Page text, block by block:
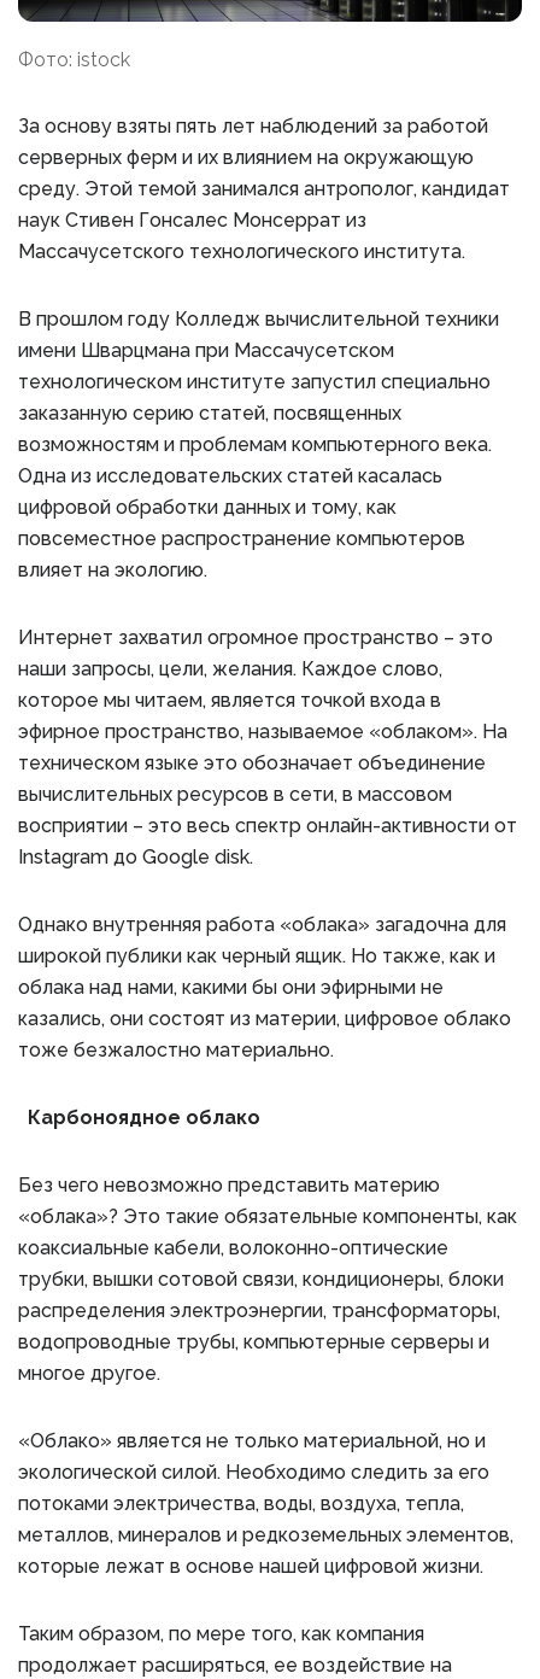
Фото: istock
За основу взяты пять лет наблюдений за работой
серверных ферм и их влиянием на окружающую
среду. Этой темой занимался антрополог, кандидат
наук Стивен Гонсалес Монсеррат из
Массачусетского технологического института.
В прошлом году Колледж вычислительной техники
имени Шварцмана при Массачусетском
технологическом институте запустил специально
заказанную серию статей, посвященных
возможностям и проблемам компьютерного века.
Одна из исследовательских статей касалась
цифровой обработки данных и тому, как
повсеместное распространение компьютеров
влияет на экологию.
Интернет захватил огромное пространство – это
наши запросы, цели, желания. Каждое слово,
которое мы читаем, является точкой входа в
эфирное пространство, называемое «облаком». На
техническом языке это обозначает объединение
вычислительных ресурсов в сети, в массовом
восприятии – это весь спектр онлайн-активности от
Instagram до Google disk.
Однако внутренняя работа «облака» загадочна для
широкой публики как черный ящик. Но также, как и
облака над нами, какими бы они эфирными не
казались, они состоят из материи, цифровое облако
тоже безжалостно материально.
Карбоноядное облако
Без чего невозможно представить материю
«облака»? Это такие обязательные компоненты, как
коаксиальные кабели, волоконно-оптические
трубки, вышки сотовой связи, кондиционеры, блоки
распределения электроэнергии, трансформаторы,
водопроводные трубы, компьютерные серверы и
многое другое.
«Облако» является не только материальной, но и
экологической силой. Необходимо следить за его
потоками электричества, воды, воздуха, тепла,
металлов, минералов и редкоземельных элементов,
которые лежат в основе нашей цифровой жизни.
Таким образом, по мере того, как компания
продолжает расширяться, ее воздействие на